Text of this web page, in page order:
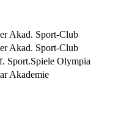
Akad. Sport-Club
Akad. Sport-Club
Sport.Spiele Olympia
Akademie